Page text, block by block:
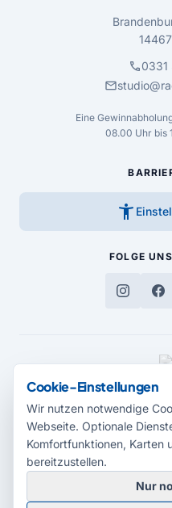
call0331
mail
Eine
08.00 Uhr bis
accessibility_new
FOLGE UNS
MEDIENPARTNER
© 2026 Radio Potsdam.
Cookie-Einstellungen
Wir nutzen notwendige
Webseite. Optionale
Komfortfunktionen, Karten
bereitzustellen.
Nur